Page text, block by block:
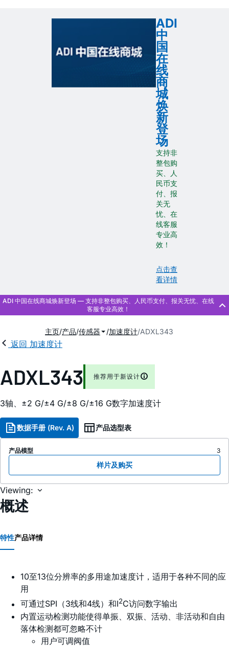
ADI
中
国
在
线
商
城
焕
新
登
场
支持非
整包购
买、人
民币支
付、报
关无
忧、在
线客服
专业高
效！
点击查
看详情
主页 产品 传感器 加速度计 ADXL343
返回 加速度计
ADXL343 推荐用于新设计
3轴、±2 G/±4 G/±8 G/±16 G数字加速度计
数据手册 (Rev. A) 产品选型表
产品模型 3
样片及购买
Viewing:
概述
特性产品详情
10至13位分辨率的多用途加速度计，适用于各种不同的应
用
可通过SPI（3线和4线）和I2C访问数字输出
内置运动检测功能使得单振、双振、活动、非活动和自由
落体检测都可忽略不计
用户可调阀值